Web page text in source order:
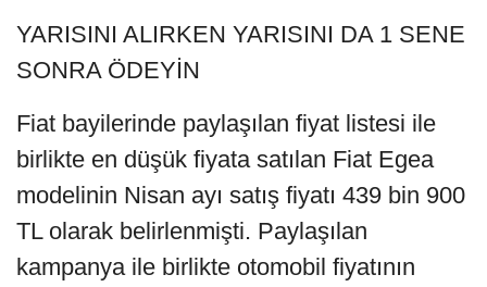
YARISINI ALIRKEN YARISINI DA 1 SENE
SONRA ÖDEYİN
Fiat bayilerinde paylaşılan fiyat listesi ile
birlikte en düşük fiyata satılan Fiat Egea
modelinin Nisan ayı satış fiyatı 439 bin 900
TL olarak belirlenmişti. Paylaşılan
kampanya ile birlikte otomobil fiyatının